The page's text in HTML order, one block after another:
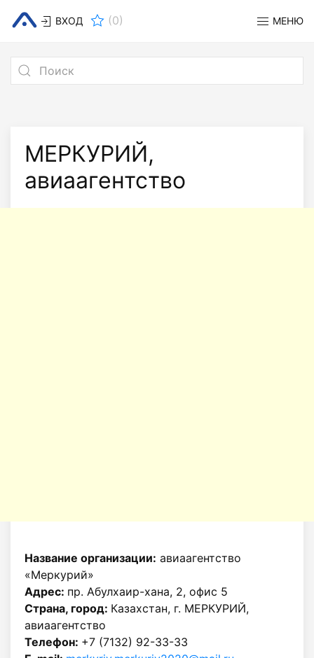
ВХОД (0) МЕНЮ
МЕРКУРИЙ,
авиаагентство
Название организации: авиаагентство
«Меркурий»
Адрес: пр. Абулхаир-хана, 2, офис 5
Страна, город: Казахстан, г. МЕРКУРИЙ,
авиаагентство
Телефон: +7 (7132) 92-33-33